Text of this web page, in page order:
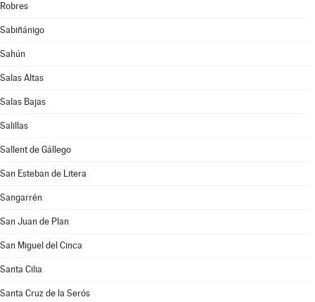
Robres
Sabiñánigo
Sahún
Salas Altas
Salas Bajas
Salillas
Sallent de Gállego
San Esteban de Litera
Sangarrén
San Juan de Plan
San Miguel del Cinca
Santa Cilia
Santa Cruz de la Serós